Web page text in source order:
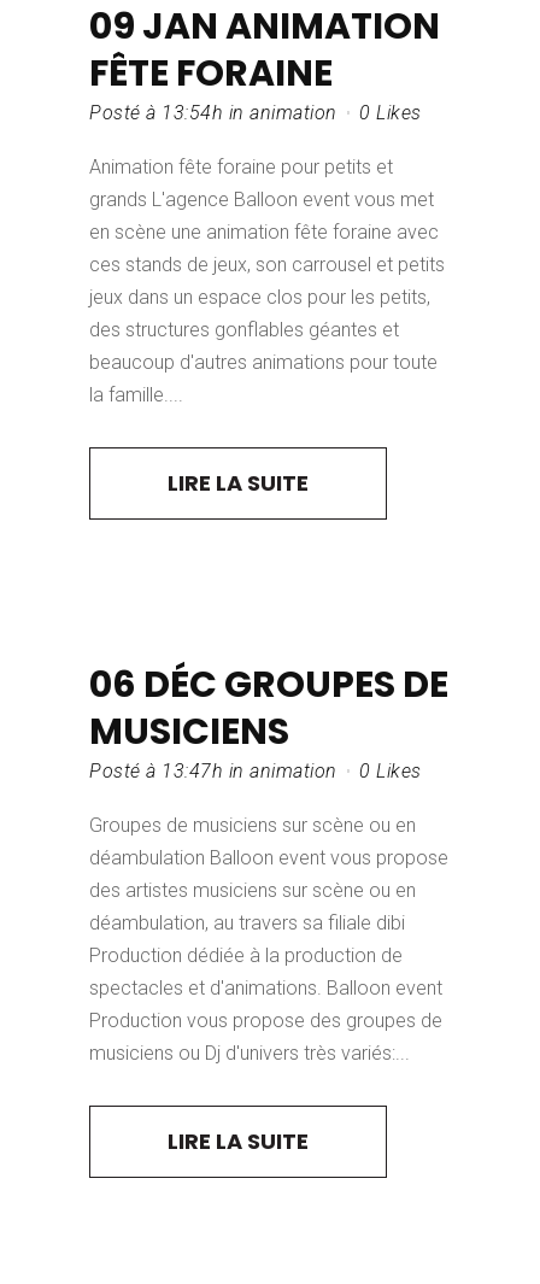
09 JANANIMATION
FÊTE FORAINE
Posté à 13:54h in animation 0 Likes
Animation fête foraine pour petits et
grands L'agence Balloon event vous met
en scène une animation fête foraine avec
ces stands de jeux, son carrousel et petits
jeux dans un espace clos pour les petits,
des structures gonflables géantes et
beaucoup d'autres animations pour toute
la famille....
LIRE LA SUITE
06 DÉCGROUPES DE
MUSICIENS
Posté à 13:47h in animation 0 Likes
Groupes de musiciens sur scène ou en
déambulation Balloon event vous propose
des artistes musiciens sur scène ou en
déambulation, au travers sa filiale dibi
Production dédiée à la production de
spectacles et d'animations. Balloon event
Production vous propose des groupes de
musiciens ou Dj d'univers très variés:...
LIRE LA SUITE